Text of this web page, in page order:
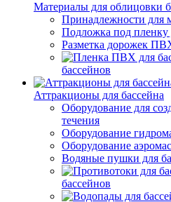
Материалы для облицовки
Принадлежности для
Подложка под пленку
Разметка дорожек
бассейнов
Аттракционы для бассейна
Оборудование для
течения
Оборудование
Оборудование
Водяные пушки для
бассейнов